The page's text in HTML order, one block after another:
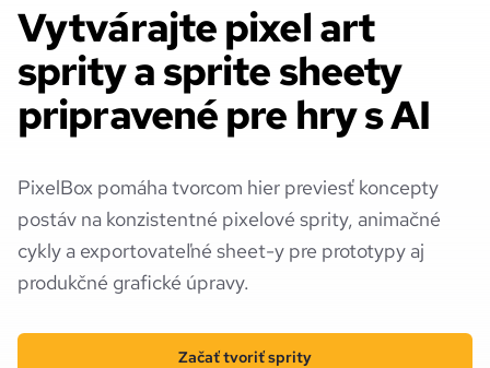
Vytvárajte pixel art
sprity a sprite sheety
pripravené pre hry s AI
PixelBox pomáha tvorcom hier previesť koncepty
postáv na konzistentné pixelové sprity, animačné
cykly a exportovateľné sheet-y pre prototypy aj
produkčné grafické úpravy.
Začať tvoriť sprity